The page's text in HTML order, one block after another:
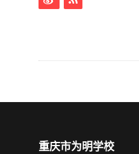
重庆市为明学校